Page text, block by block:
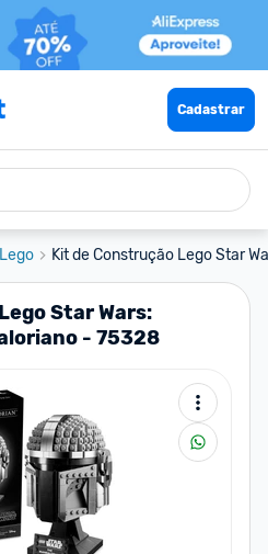
Cadastrar
Lego Kit de Construção Lego Star
Star Wars:
- 75328